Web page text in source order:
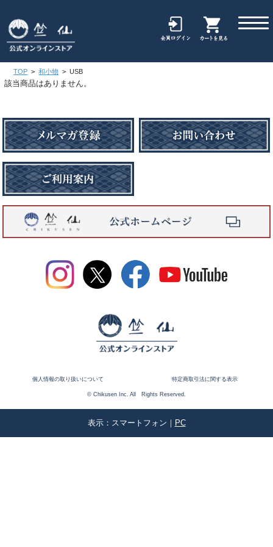
TOP > 和小物 > USB
該当商品はありません。
個人情報の取り扱いについて 特定商取引法に関する表示
© Chikusen Inc. All Rights Reserved.
表示：スマートフォン｜ PC